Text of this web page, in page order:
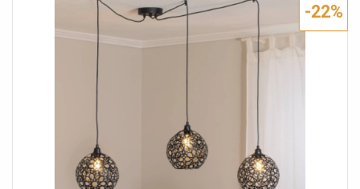
-22%